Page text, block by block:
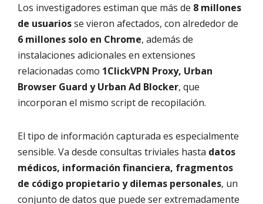
Los investigadores estiman que más de 8 millones
de usuariosse vieron afectados, con alrededor de
6 millones solo en Chrome, además de
instalaciones adicionales en extensiones
relacionadas como 1ClickVPN Proxy, Urban
Browser Guard y Urban Ad Blocker, que
incorporan el mismo script de recopilación.
El tipo de información capturada es especialmente
sensible. Va desde consultas triviales hasta datos
médicos, información financiera, fragmentos
de código propietario y dilemas personales, un
conjunto de datos que puede ser extremadamente